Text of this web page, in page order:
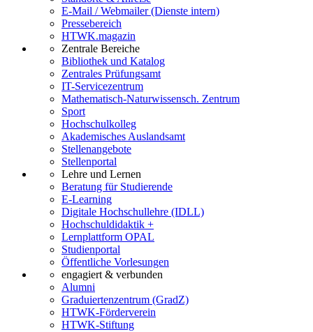
E-Mail / Webmailer (Dienste intern)
Pressebereich
HTWK.magazin
Zentrale Bereiche
Bibliothek und Katalog
Zentrales Prüfungsamt
IT-Servicezentrum
Mathematisch-Naturwissensch. Zentrum
Sport
Hochschulkolleg
Akademisches Auslandsamt
Stellenangebote
Stellenportal
Lehre und Lernen
Beratung für Studierende
E-Learning
Digitale Hochschullehre (IDLL)
Hochschuldidaktik +
Lernplattform OPAL
Studienportal
Öffentliche Vorlesungen
engagiert & verbunden
Alumni
Graduiertenzentrum (GradZ)
HTWK-Förderverein
HTWK-Stiftung